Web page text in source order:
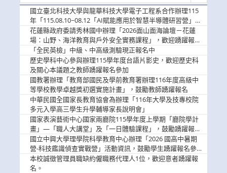
國立臺北科技大學與龍華科技大學電子工程系合作辦理115
年「115.08.10~08.12「AI賦能應用於智慧半導體研習營」，
歡迎學生踴躍報名參加
花蓮縣政府委請秀林國中辦理「2026面山面海論壇－花蓮
場：山野、海洋教育與戶外安全實務課程」，歡迎踴躍報名
參加
「全民英檢」中級、中高級測驗現正報名中
歷史學科中心參與辦理115學年度台語片影史，歡迎歷史科
及關心本議題之教師踴躍報名參加
國教署辦理「教育部國民及學前教育署辦理116年度高級中
等學校教學卓越獎初選實施計畫」，鼓勵教師踴躍報名
中華民國全國家長教育協會為辦理「116年大學及技專校院
多元入學高三學生升學輔導家長說明會」
國家表演藝術中心國家兩廳院115學年度上學期「廳院學計
畫」—「職人大講堂」及「一日體驗課程」，鼓勵踴躍報名
參與。
國立中興大學理學院科學教育中心辦理「2026 國高中暑期
營-科技鑑識偵查實戰營」活動資訊，鼓勵學生踴躍報名參
加。
本校誠徵管理員職缺約僱職務代理人1位，歡迎意者踴躍報
名。